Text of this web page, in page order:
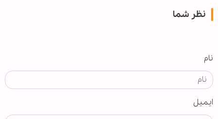
نظر شما
نام
ایمیل